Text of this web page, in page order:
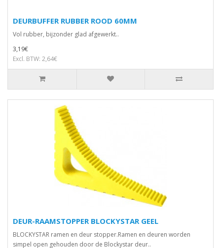
DEURBUFFER RUBBER ROOD 60MM
Vol rubber, bijzonder glad afgewerkt..
3,19€
Excl. BTW: 2,64€
DEUR-RAAMSTOPPER BLOCKYSTAR GEEL
BLOCKYSTAR ramen en deur stopper.Ramen en deuren worden
simpel open gehouden door de Blockystar deur..